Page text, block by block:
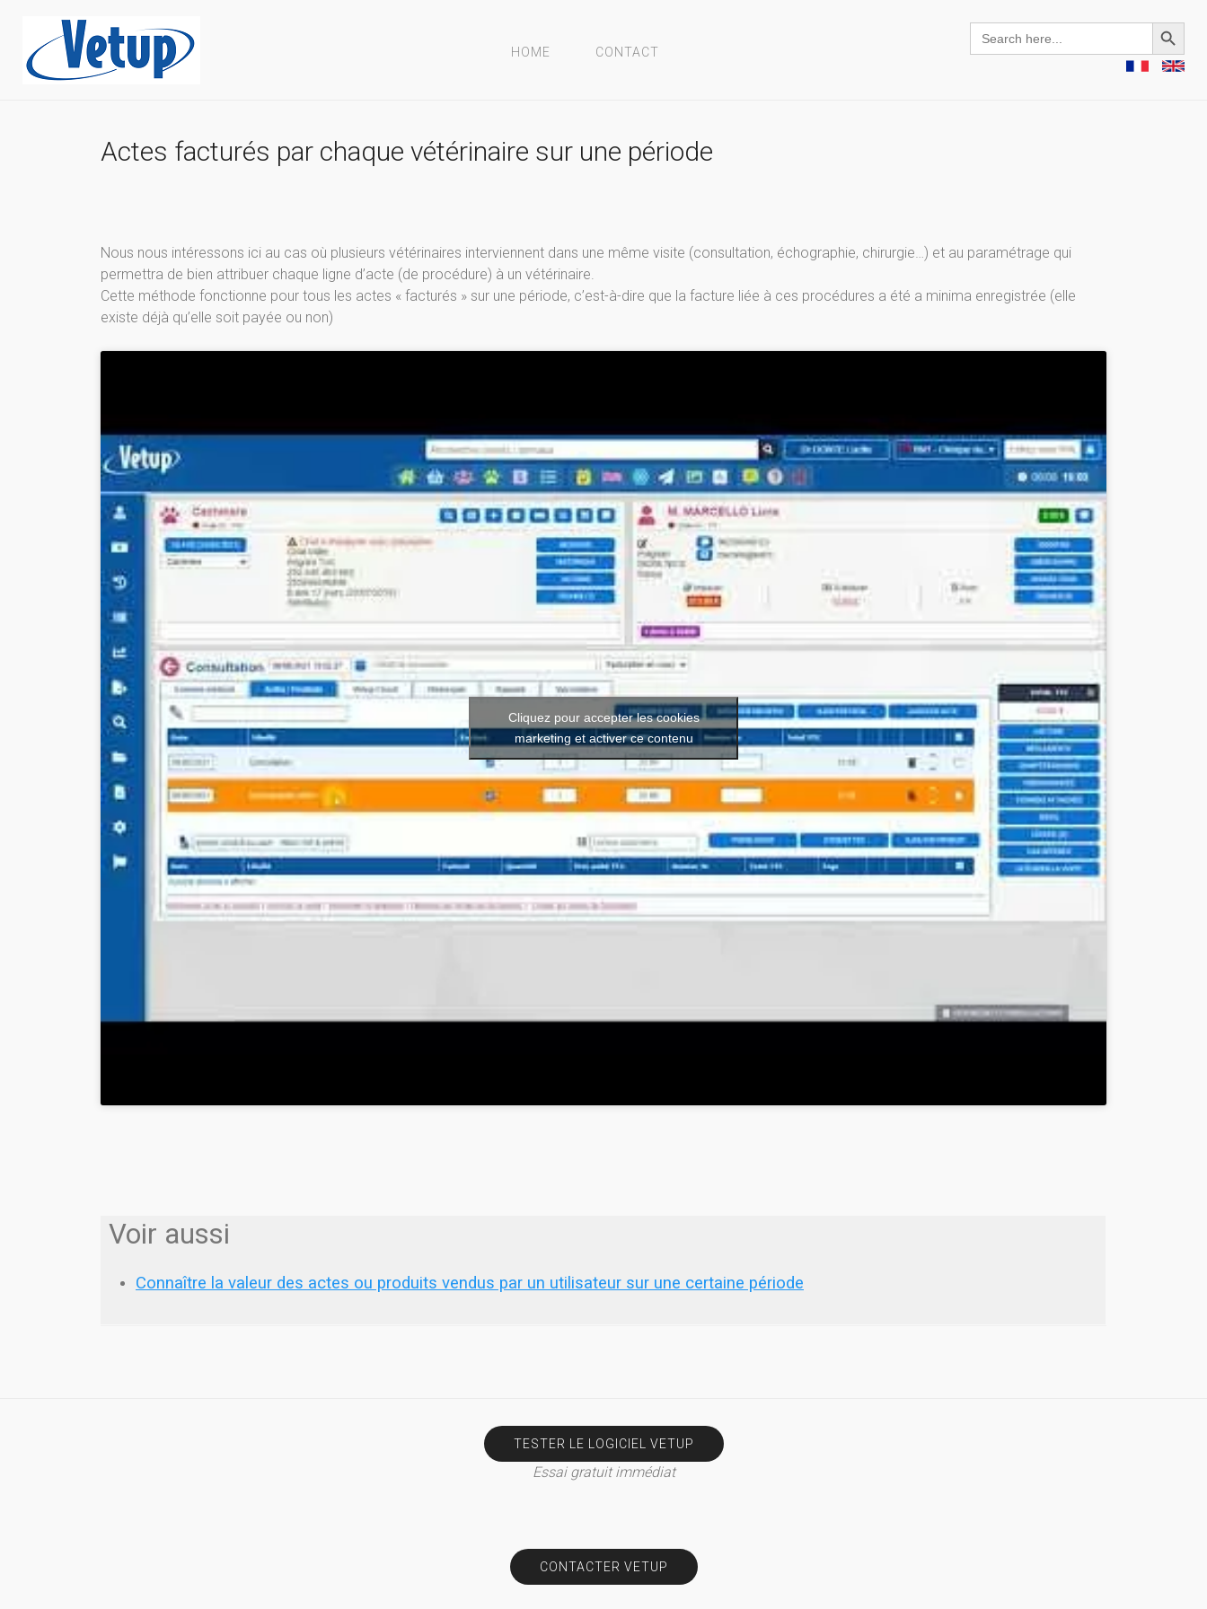
HOME CONTACT
Search
for:
Search Button
Actes facturés par chaque vétérinaire sur une période
Nous nous intéressons ici au cas où plusieurs vétérinaires interviennent dans une même visite (consultation, échographie, chirurgie…) et au paramétrage qui
permettra de bien attribuer chaque ligne d’acte (de procédure) à un vétérinaire.
Cette méthode fonctionne pour tous les actes « facturés » sur une période, c’est-à-dire que la facture liée à ces procédures a été a minima enregistrée (elle
existe déjà qu’elle soit payée ou non)
Cliquez pour accepter les cookies
marketing et activer ce contenu
Voir aussi
Connaître la valeur des actes ou produits vendus par un utilisateur sur une certaine période
TESTER LE LOGICIEL VETUP
Essai gratuit immédiat
CONTACTER VETUP